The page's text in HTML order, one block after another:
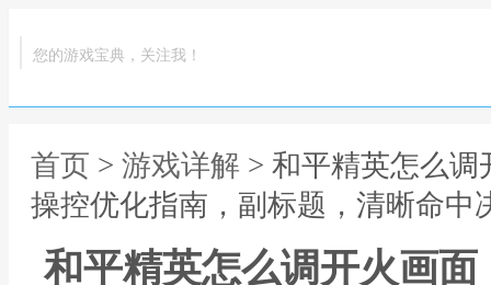
您的游戏宝典，关注我！
首页 > 游戏详解 > 和平精英怎么
操控优化指南，副标题，清晰命中
和平精英怎么调开火画